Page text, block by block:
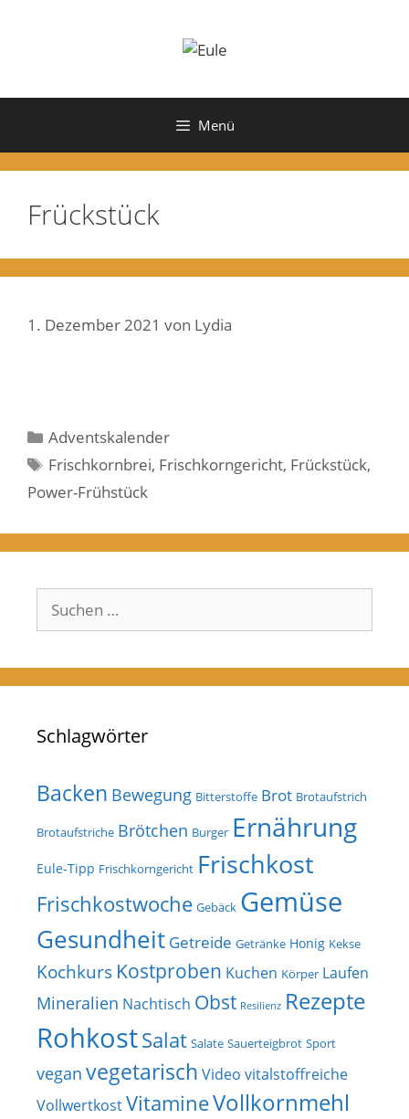
Menü
Frückstück
1. Dezember 2021 von Lydia
Kategorien
Adventskalender
Schlagwörter
Frischkornbrei, Frischkorngericht, Frückstück,
Power-Frühstück
Suchen
nach:
Schlagwörter
Backen Bewegung Bitterstoffe Brot Brotaufstrich
Brotaufstriche Brötchen Burger Ernährung
Eule-Tipp Frischkorngericht Frischkost
Frischkostwoche Gebäck Gemüse
Gesundheit Getreide Getränke Honig Kekse
Kochkurs Kostproben Kuchen Körper Laufen
Mineralien Nachtisch Obst Resilienz Rezepte
RohkostSalat Salate Sauerteigbrot Sport
vegan vegetarisch Video vitalstoffreiche
VollwertkostVitamineVollkornmehl